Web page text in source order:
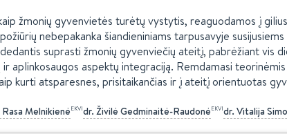
žmonių gyvenvietės turėtų vystytis, reaguodamos į
nebepakanka šiandieniniams tarpusavyje
suprasti žmonių gyvenviečių ateitį, pabrėžiant vis
aplinkosaugos aspektų integraciją. Remdamasi
kurti atsparesnes, prisitaikančias ir į ateitį orientuotas
Rasa MelnikienėEKVIdr. Živilė Gedminaitė-RaudonėEKVIdr. Vitalija